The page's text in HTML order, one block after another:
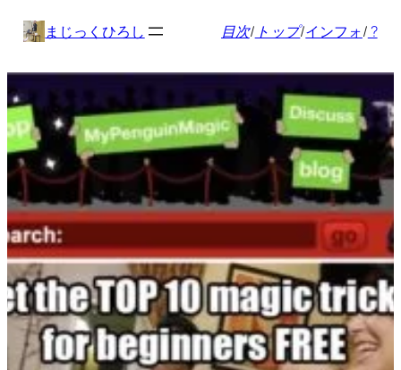
ス
キ
ッ
プ
まじっくひろし 目次/ トップ/インフォ/ ?